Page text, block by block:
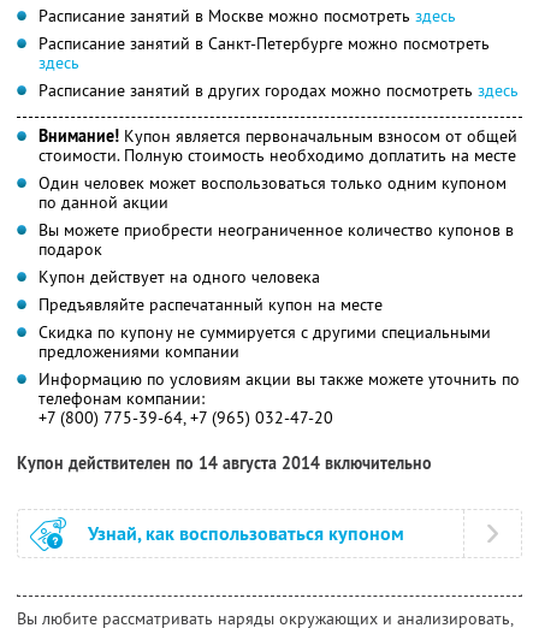
Расписание занятий в Москве можно посмотреть здесь
Расписание занятий в Санкт-Петербурге можно посмотреть
здесь
Расписание занятий в других городах можно посмотреть здесь
Внимание! Купон является первоначальным взносом от общей
стоимости. Полную стоимость необходимо доплатить на месте
Один человек может воспользоваться только одним купоном
по данной акции
Вы можете приобрести неограниченное количество купонов в
подарок
Купон действует на одного человека
Предъявляйте распечатанный купон на месте
Скидка по купону не суммируется с другими специальными
предложениями компании
Информацию по условиям акции вы также можете уточнить по
телефонам компании:
+7 (800) 775-39-64, +7 (965) 032-47-20
Купон действителен по 14 августа 2014 включительно
Узнай, как воспользоваться купоном
Вы любите рассматривать наряды окружающих и анализировать,